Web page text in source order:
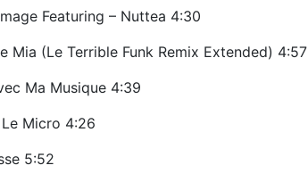
Featuring – Nuttea 4:30
Mia (Le Terrible Funk Remix Extended) 4:57
Ma Musique 4:39
Micro 4:26
5:52